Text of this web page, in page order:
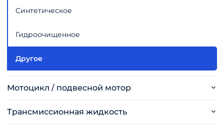
Синтетическое
Гидроочищенное
Другое
Мотоцикл / подвесной мотор
Трансмиссионная жидкость